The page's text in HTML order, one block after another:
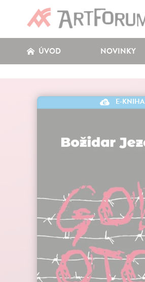
ÚVOD NOVINKY
E-KNIHA